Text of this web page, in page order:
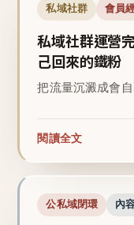
私域社群 會員
私域社群運營
己回來的鐵粉
把流量沉澱成會
閱讀全文
公私域閉環 內